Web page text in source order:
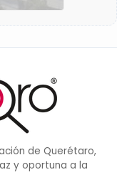
de Querétaro,
y oportuna a la